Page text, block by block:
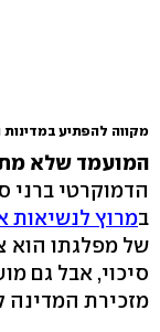
מקווה להפתיע
המועמד שלא
הדמוקרטי ברני
במרוץ לנשיאות
של מפלגתו הוא
סיכוי, אבל גם
מזכירת המדינה